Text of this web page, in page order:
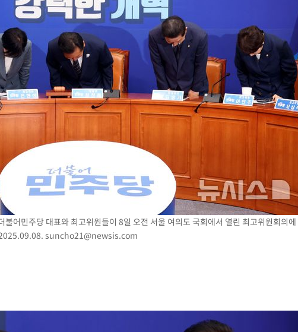
어민주당 대표와 최고위원들이 8일 오전 서울 여의도 국회에서 열린 최고위원회의에
suncho21@newsis.com